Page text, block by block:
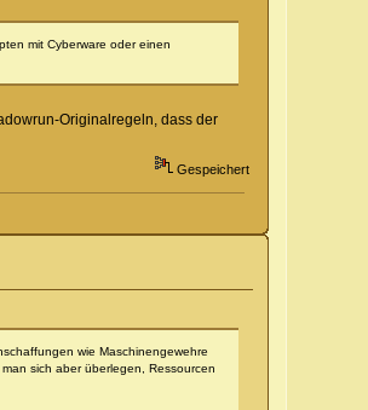
mit Cyberware oder einen
Originalregeln, dass der
Gespeichert
wie Maschinengewehre
sich aber überlegen, Ressourcen